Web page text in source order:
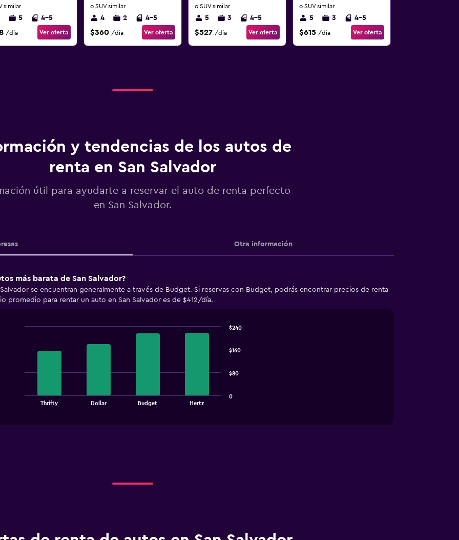
similar
5 4-5
/día Ver oferta
o SUV similar
4 2 4-5
$360 /día Ver oferta
o SUV similar
5 3 4-5
$527 /día Ver oferta
o SUV similar
5 3 4-5
$615 /día Ver oferta
y tendencias de los autos de
renta en San Salvador
útil para ayudarte a reservar el auto de renta perfecto
en San Salvador.
Otra información
más barata de San Salvador?
se encuentran generalmente a través de Budget. Si reservas con Budget, podrás encontrar precios de renta
promedio para rentar un auto en San Salvador es de $412/día.
Y
Thrifty Dollar Budget Hertz
0
$80
$160
$240